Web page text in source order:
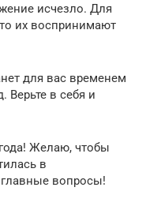
исчезло. Для
их воспринимают
для вас временем
в себя и
Желаю, чтобы
в
вопросы!